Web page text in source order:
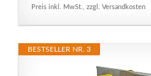
Preis inkl. MwSt., zzgl. Versandkosten
BESTSELLER NR. 3